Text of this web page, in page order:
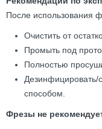
После использования
Очистить от
Промыть под
Полностью
способом.
Фрезы не